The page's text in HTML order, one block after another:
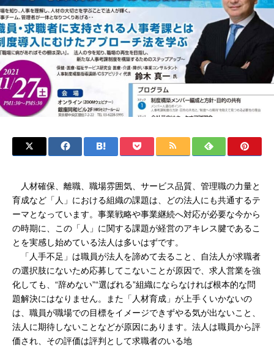
人材確保、離職、職場雰囲気、サービス品質、管理職の力量と
育成など「人」における組織の課題は、どの法人にも共通するテ
ーマとなっています。事業戦略や事業継続へ対応が必要な今から
の時期に、この「人」に関する課題が経営のアキレス腱であるこ
とを実感し始めている法人は多いはずです。
「人手不足」は職員が法人を諦めて去ること、自法人が求職者
の選択肢にないため応募してこないことが原因で、求人営業を強
化しても、“辞めない”“選ばれる”組織にならなければ根本的な問
題解決にはなりません。また「人材育成」が上手くいかないの
は、職員が職場での目標をイメージできずやる気が出ないこと、
法人に期待しないことなどが原因にあります。法人は職員から評
価され、その評価は評判として求職者のいる地